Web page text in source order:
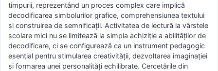
timpurii, reprezentând un proces complex care implică
decodificarea simbolurilor grafice, comprehensiunea textului
și construirea de semnificații. Activitatea de lectură la vârstele
școlare mici nu se limitează la simpla achiziție a abilităților de
decodificare, ci se configurează ca un instrument pedagogic
esențial pentru stimularea creativității, dezvoltarea imaginației
și formarea unei personalități echilibrate. Cercetările din